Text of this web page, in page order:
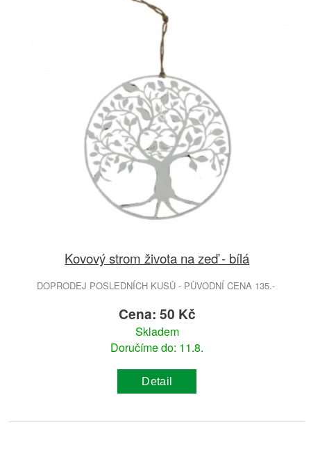
Kovový strom života na zeď - bílá
DOPRODEJ POSLEDNÍCH KUSŮ - PŮVODNÍ CENA 135.-
Cena: 50 Kč
Skladem
Doručíme do: 11.8.
Detail